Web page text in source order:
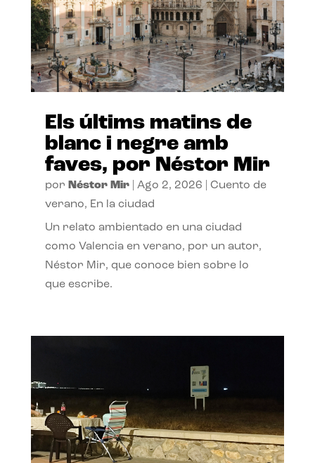
Els últims matins de
blanc i negre amb
faves, por Néstor Mir
por Néstor Mir| Ago 2, 2026
Cuento de
verano, En la ciudad
Un relato ambientado en una ciudad
como Valencia en verano, por un autor,
Néstor Mir, que conoce bien sobre lo
que escribe.